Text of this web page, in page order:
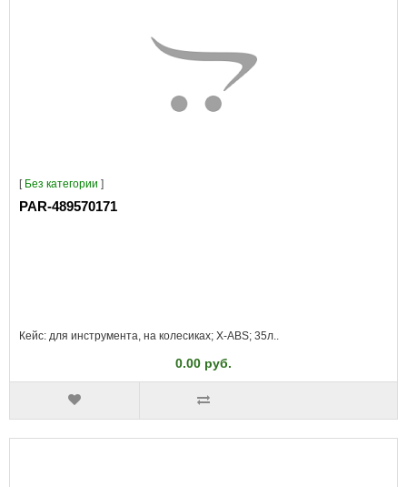
[ Без категории ]
PAR-489570171
Кейс: для инструмента, на колесиках; X-ABS; 35л..
0.00 руб.